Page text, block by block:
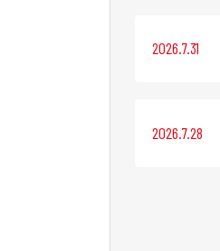
2026.7.31
2026.7.28